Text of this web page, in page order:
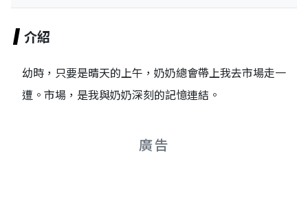
介紹
幼時，只要是晴天的上午，奶奶總會帶上我去市場走一
遭。市場，是我與奶奶深刻的記憶連結。
廣告